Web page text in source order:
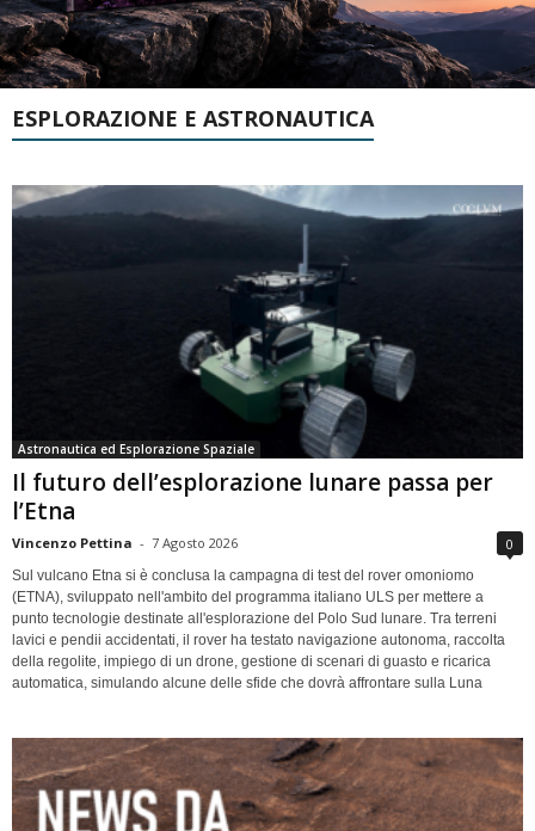
ESPLORAZIONE E ASTRONAUTICA
Astronautica ed Esplorazione Spaziale
Il futuro dell’esplorazione lunare passa per
l’Etna
Vincenzo Pettina - 7 Agosto 2026 0
Sul vulcano Etna si è conclusa la campagna di test del rover omoniomo
(ETNA), sviluppato nell'ambito del programma italiano ULS per mettere a
punto tecnologie destinate all'esplorazione del Polo Sud lunare. Tra terreni
lavici e pendii accidentati, il rover ha testato navigazione autonoma, raccolta
della regolite, impiego di un drone, gestione di scenari di guasto e ricarica
automatica, simulando alcune delle sfide che dovrà affrontare sulla Luna